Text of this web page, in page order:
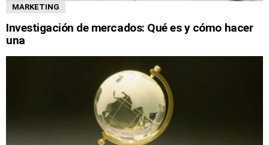
MARKETING
Investigación de mercados: Qué es y cómo hacer
una